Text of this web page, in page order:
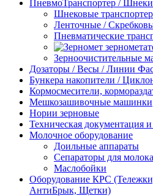
ПневмоТранспортер / Шнеки
Шнековые
Ленточные /
Пневматические
Зерноочистительные
Дозаторы / Весы / Линии
Бункера накопители /
Кормосмесители,
Мешкозашивочные машинки
Нории зерновые
Техническая документация и
Молочное оборудование
Доильные аппараты
Сепараторы для молока
Маслобойки
Оборудование КРС
АнтиБрык, Щетки)